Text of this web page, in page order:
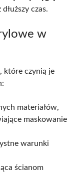
czas.
w
, które czynią je
materiałów,
maskowanie
warunki
ścianom